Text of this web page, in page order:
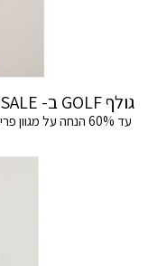
גולף GOLF ב- FINAL SALE.
עד 60% הנחה על מגוון פריטים מקולקציית החורף